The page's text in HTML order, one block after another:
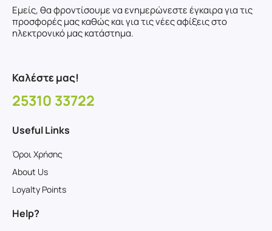
Εμείς, θα φροντίσουμε να ενημερώνεστε έγκαιρα για τις
προσφορές μας καθώς και για τις νέες αφίξεις στο
ηλεκτρονικό μας κατάστημα.
Καλέστε μας!
25310 33722
Useful Links
Όροι Χρήσης
About Us
Loyalty Points
Help?